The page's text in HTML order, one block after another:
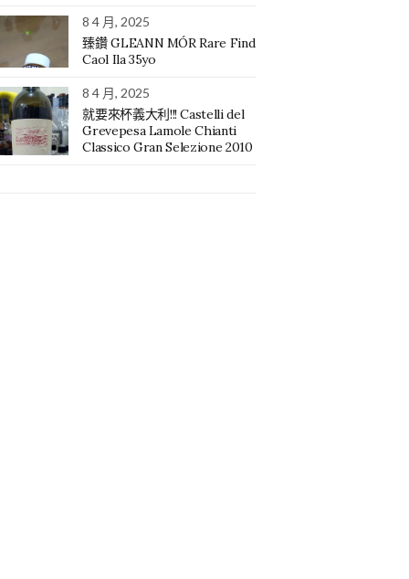
8 4 月, 2025
臻鑽 GLEANN MÓR Rare Find
Caol Ila 35yo
8 4 月, 2025
就要來杯義大利!!! Castelli del
Grevepesa Lamole Chianti
Classico Gran Selezione 2010